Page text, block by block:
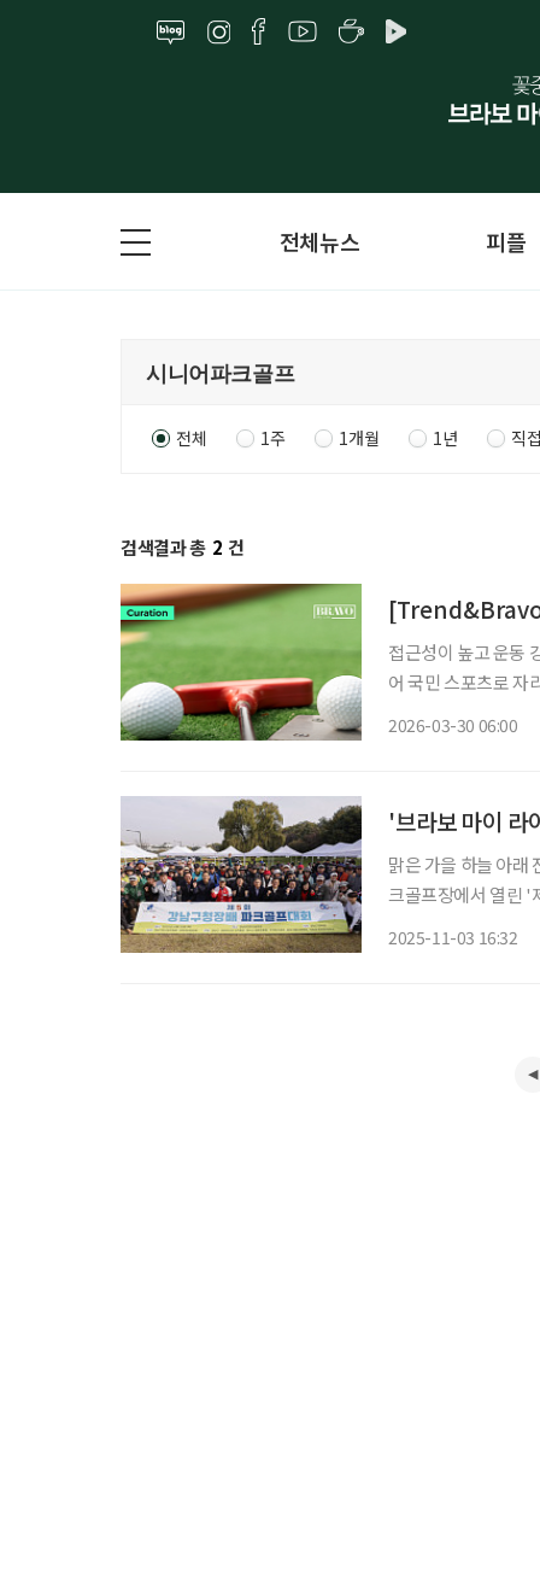
전체뉴스 피플
전체 1주 1개월 1년 직
검색결과 총 2 건
[Trend&Bravo]
접근성이 높고 운동
어 국민 스포츠로 자
2026-03-30 06:00
'브라보 마이 라
맑은 가을 하늘 아래
크골프장에서 열린 '
2025-11-03 16:32